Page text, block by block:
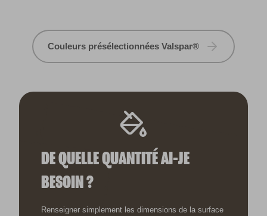
Couleurs présélectionnées Valspar®
DE QUELLE QUANTITÉ AI-JE
BESOIN ?
Renseigner simplement les dimensions de la surface